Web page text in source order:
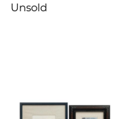
60 x 50 cm
Unsold